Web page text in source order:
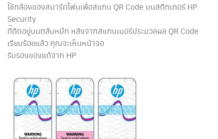
ใช้กล้องของสมาร์ทโฟนเพื่อสแกน QR Code บนสติกเกอร์ HP
Security
ที่ิติดอยู่บนตลับหมึก หลังจากสแกนเนอร์ประมวลผล QR Code
เรียบร้อยแล้ว คุณจะเห็นหน้าจอ
รับรองของแท้จาก HP